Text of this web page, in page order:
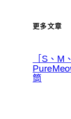
更多文章
［S、M
筒